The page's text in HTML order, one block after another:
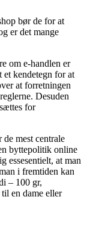
bør de for at
er det mange
om e-handlen er
kendetegn for at
at forretningen
Desuden
for
mest centrale
byttepolitik online
essesentielt, at man
i fremtiden kan
– 100 gr,
en dame eller